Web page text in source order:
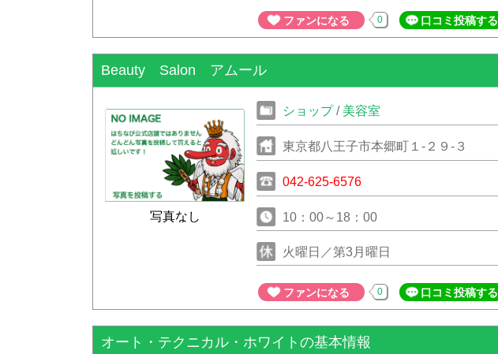
ファンになる 0 口コミ投稿する
Beauty Salon アムール
写真なし
ショップ/ 美容室
東京都八王子市本郷町１‐２９‐３
042-625-6576
10：00～18：00
火曜日／第3月曜日
ファンになる 0 口コミ投稿する
オート・テクニカル・ホワイトの基本情報